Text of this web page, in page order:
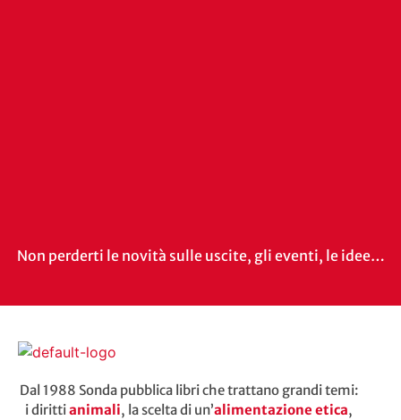
Non perderti le novità sulle uscite, gli eventi, le idee…
Dal 1988 Sonda pubblica libri che trattano grandi temi:
i dirittianimali, la scelta di un’alimentazione etica,